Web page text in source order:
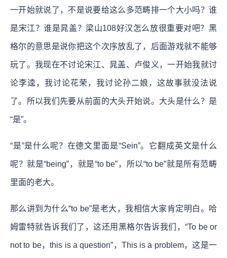
一开始就说了，不是说要给这么多范畴排一个大小吗？谁
是宋江？谁是晁盖？梁山108好汉怎么放很重要对吧？黑
格尔的意思是说你把这个次序放乱了，后面游戏就不能够
玩了。我现在不讨论宋江、晁盖、卢俊义，一开始我就讨
论李逵，我讨论花荣，我讨论孙二娘，这故事就没法说
了。所以我们先要从前面的大头开始说。大头是什么？是
“是”。
“是”是什么呢？在德文里面是“Sein”。它翻成英文是什么
呢？就是“being”，就是“to be”，所以“to be”就是所有范畴
里面的老大。
那么讲到为什么“to be”是老大，我相信大家肯定明白。哈
姆雷特就告诉我们了，这还用黑格尔告诉我们，“To be or
not to be，this is a question”，This is a problem，这是一